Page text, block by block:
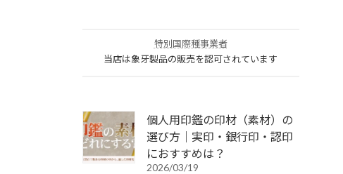
特別国際種事業者
当店は象牙製品の販売を認可されています
個人用印鑑の印材（素材）の
選び方｜実印・銀行印・認印
におすすめは？
2026/03/19